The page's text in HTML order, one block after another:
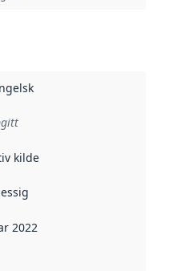
kilde
når dataa i dette
2022